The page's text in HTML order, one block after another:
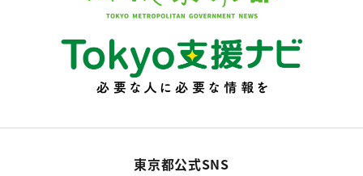
東京都公式SNS